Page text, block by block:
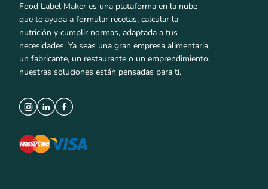
Food Label Maker es una plataforma en la nube
que te ayuda a formular recetas, calcular la
nutrición y cumplir normas, adaptada a tus
necesidades. Ya seas una gran empresa alimentaria,
un fabricante, un restaurante o un emprendimiento,
nuestras soluciones están pensadas para ti.